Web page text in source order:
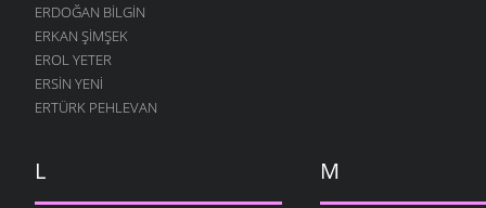
ERDOĞAN BILGIN
ERKAN ŞIMŞEK
EROL YETER
ERSIN YENI
ERTÜRK PEHLEVAN
L M